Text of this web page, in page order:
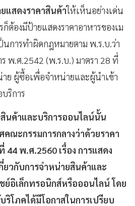
แสดงราคาสินค้าให้เห็นอย่างเด่น
ต้องมีป้ายแสดงราคาอาหารของเม
การทำผิดกฎหมายตาม พ.ร.บ.ว่า
พ.ศ.2542 (พ.ร.บ.) มาตรา 28 ที่
ย ผู้ซื้อเพื่อจำหน่ายและผู้นำเข้า
ริการ
นค้าและบริการออนไลน์นั้น
ณะกรรมการกลางว่าด้วยราคา
44 พ.ศ.2560 เรื่อง การแสดง
ยวกับการจำหน่ายสินค้าและ
อิเล็กทรอนิกส์หรือออนไลน์ โดย
โภคได้มีโอกาสในการเปรียบ